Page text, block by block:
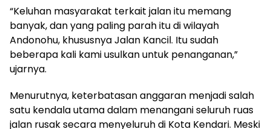
“Keluhan masyarakat terkait jalan itu memang
banyak, dan yang paling parah itu di wilayah
Andonohu, khususnya Jalan Kancil. Itu sudah
beberapa kali kami usulkan untuk penanganan,”
ujarnya.
Menurutnya, keterbatasan anggaran menjadi salah
satu kendala utama dalam menangani seluruh ruas
jalan rusak secara menyeluruh di Kota Kendari. Meski